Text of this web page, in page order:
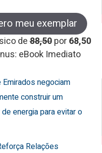
meu exemplar
de88,50 por68,50
eBook Imediato
negociam
construir um
energia para evitar o
Relações